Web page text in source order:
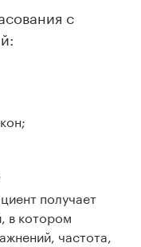
с
получает
в котором
частота,